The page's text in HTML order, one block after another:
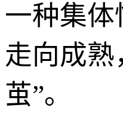
一种集
走向成
茧”。